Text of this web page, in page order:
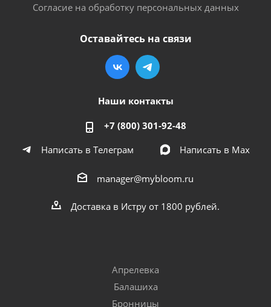
Согласие на обработку персональных данных
Оставайтесь на связи
Наши контакты
+7 (800) 301-92-48
Написать в Телеграм
Написать в Мах
manager@mybloom.ru
Доставка в Истру от 1800 рублей.
Апрелевка
Балашиха
Бронницы